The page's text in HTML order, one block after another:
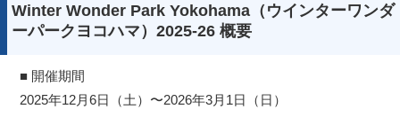
Winter Wonder Park Yokohama（ウインターワンダ
ーパークヨコハマ）2025-26 概要
■ 開催期間
2025年12月6日（土）〜2026年3月1日（日）